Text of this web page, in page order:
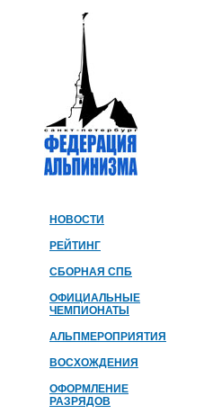
НОВОСТИ
РЕЙТИНГ
СБОРНАЯ СПБ
ОФИЦИАЛЬНЫЕ
ЧЕМПИОНАТЫ
АЛЬПМЕРОПРИЯТИЯ
ВОСХОЖДЕНИЯ
ОФОРМЛЕНИЕ
РАЗРЯДОВ